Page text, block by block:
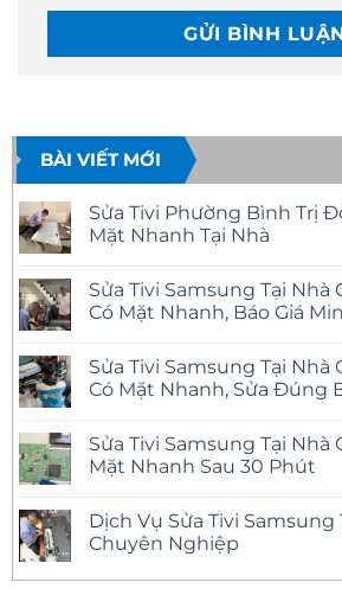
BÀI VIẾT MỚI
Sửa Tivi Phường Bình Trị
Mặt Nhanh Tại Nhà
bình
luận
ở
Phường
Bình
Trị
Tín
–
Có
Tại
Nhà
Sửa Tivi Samsung Tại Nhà
Có Mặt Nhanh, Báo Giá
bình
luận
ở
Samsung
Tại
Nhà
Uy
Tín
–
Mặt
Sửa Tivi Samsung Tại Nhà
Có Mặt Nhanh, Sửa Đúng
bình
luận
ở
Samsung
Tại
Nhà
11
Sửa Tivi Samsung Tại Nhà
Mặt Nhanh Sau 30 Phút
bình
luận
ở
Tivi
Dịch Vụ Sửa Tivi Samsung
Chuyên Nghiệp
có